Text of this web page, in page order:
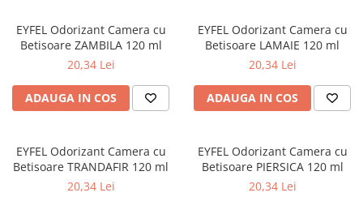
Produse de uz casnic
Baie
Combaterea Insectelor
Daunatoare
Geamuri
EYFEL Odorizant Camera cu
Betisoare ZAMBILA 120 ml
20,34 Lei
ADAUGA IN COS
EYFEL Odorizant Camera cu
Betisoare LAMAIE 120 ml
20,34 Lei
ADAUGA IN COS
EYFEL Odorizant Camera cu
Betisoare TRANDAFIR 120 ml
20,34 Lei
EYFEL Odorizant Camera cu
Betisoare PIERSICA 120 ml
20,34 Lei